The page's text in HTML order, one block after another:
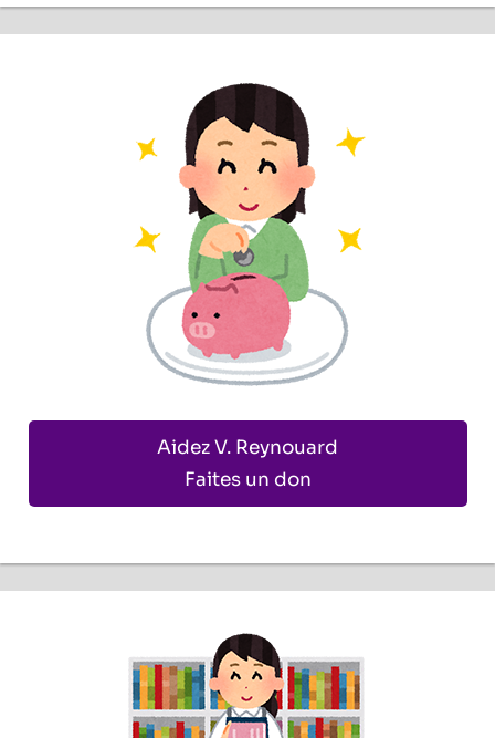
Aidez V. Reynouard
Faites un don